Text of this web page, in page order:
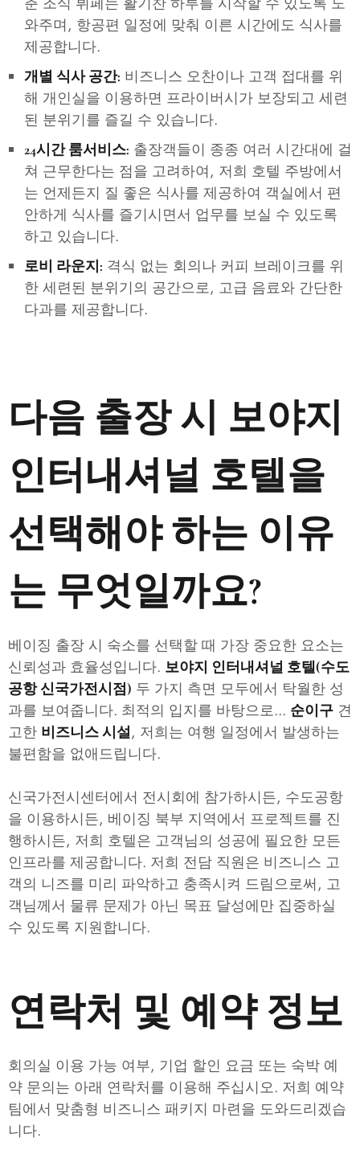
와주며, 항공편 일정에 맞춰 이른 시간에도 식사를
제공합니다.
개별 식사 공간: 비즈니스 오찬이나 고객 접대를 위
해 개인실을 이용하면 프라이버시가 보장되고 세련
된 분위기를 즐길 수 있습니다.
24시간 룸서비스: 출장객들이 종종 여러 시간대에 걸
쳐 근무한다는 점을 고려하여, 저희 호텔 주방에서
는 언제든지 질 좋은 식사를 제공하여 객실에서 편
안하게 식사를 즐기시면서 업무를 보실 수 있도록
하고 있습니다.
로비 라운지: 격식 없는 회의나 커피 브레이크를 위
한 세련된 분위기의 공간으로, 고급 음료와 간단한
다과를 제공합니다.
다음 출장 시 보야지
인터내셔널 호텔을
선택해야 하는 이유
는 무엇일까요?
베이징 출장 시 숙소를 선택할 때 가장 중요한 요소는
신뢰성과 효율성입니다. 보야지 인터내셔널 호텔(수도
공항 신국가전시점) 두 가지 측면 모두에서 탁월한 성
과를 보여줍니다. 최적의 입지를 바탕으로... 순이구 견
고한 비즈니스 시설, 저희는 여행 일정에서 발생하는
불편함을 없애드립니다.
신국가전시센터에서 전시회에 참가하시든, 수도공항
을 이용하시든, 베이징 북부 지역에서 프로젝트를 진
행하시든, 저희 호텔은 고객님의 성공에 필요한 모든
인프라를 제공합니다. 저희 전담 직원은 비즈니스 고
객의 니즈를 미리 파악하고 충족시켜 드림으로써, 고
객님께서 물류 문제가 아닌 목표 달성에만 집중하실
수 있도록 지원합니다.
연락처 및 예약 정보
회의실 이용 가능 여부, 기업 할인 요금 또는 숙박 예
약 문의는 아래 연락처를 이용해 주십시오. 저희 예약
팀에서 맞춤형 비즈니스 패키지 마련을 도와드리겠습
니다.